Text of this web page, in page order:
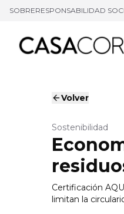
SOBRERESPONSABILIDAD
Volver
Sostenibilidad
Certificación
limitan la